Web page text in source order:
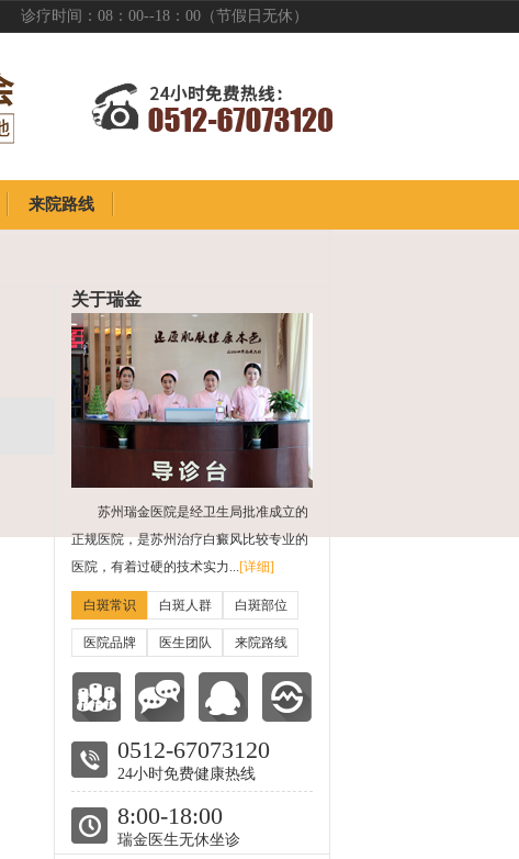
诊疗时间：08：00--18：00（节假日无休）
来院路线
关于瑞金
苏州瑞金医院是经卫生局批准成立的
正规医院，是苏州治疗白癜风比较专业的
医院，有着过硬的技术实力...[详细]
白斑常识 白斑人群 白斑部位
医院品牌 医生团队 来院路线
0512-67073120
24小时免费健康热线
8:00-18:00
瑞金医生无休坐诊